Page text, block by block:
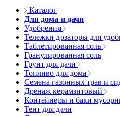
Каталог
Для дома и дачи
Удобрения
Тележки дозаторы для
Таблетированная соль
Гранулированная соль
Грунт для дачи
Топливо для дома
Семена газонных трав и
Дренаж керамзитовый
Контейнеры и баки
Тент для дачи